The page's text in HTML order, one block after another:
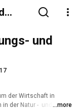
und
der Wirtschaft in
der Natur -  und doch
...more